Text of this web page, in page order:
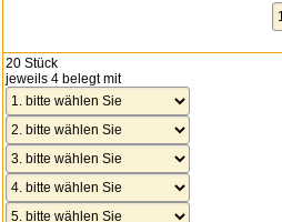
20 Stück
jeweils 4 belegt mit